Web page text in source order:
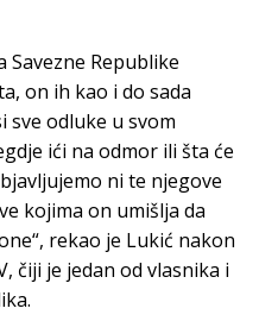
Savezne Republike
on ih kao i do sada
sve odluke u svom
ići na odmor ili šta će
ni te njegove
kojima on umišlja da
rekao je Lukić nakon
čiji je jedan od vlasnika i